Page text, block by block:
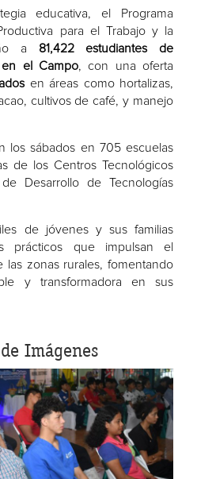
educativa, el Programa
para el Trabajo y la
a 81,422 estudiantes de
en el Campo, con una oferta
en áreas como hortalizas,
cultivos de café, y manejo
los sábados en 705 escuelas
de los Centros Tecnológicos
Desarrollo de Tecnologías
de jóvenes y sus familias
prácticos que impulsan el
las zonas rurales, fomentando
y transformadora en sus
Imágenes